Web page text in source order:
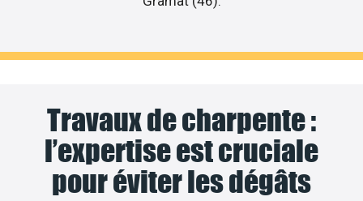
Travaux de charpente :
l’expertise est cruciale
pour éviter les dégâts